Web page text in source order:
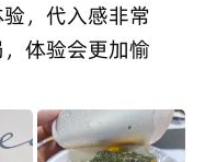
，代入感非常
体验会更加愉